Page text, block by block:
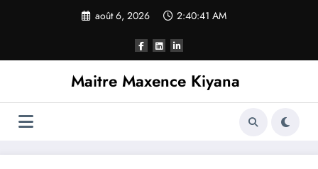
août 6, 2026 2:40:42 AM
Maitre Maxence Kiyana